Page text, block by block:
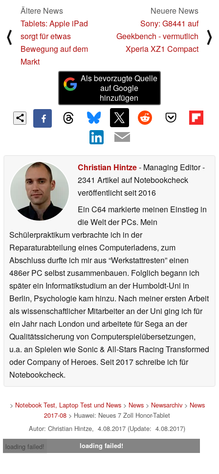
⟨
Ältere News
Tablets: Apple iPad
sorgt für etwas
Bewegung auf dem
Markt
Neuere News
Sony: G8441 auf
Geekbench - vermutlich
Xperia XZ1 Compact
⟩
Als bevorzugte Quelle
auf Google
hinzufügen
Christian Hintze- Managing Editor-
2341 Artikel auf Notebookcheck
veröffentlichtseit 2016
Ein C64 markierte meinen Einstieg in
die Welt der PCs. Mein
Schülerpraktikum verbrachte ich in der
Reparaturabteilung eines Computerladens, zum
Abschluss durfte ich mir aus “Werkstattresten” einen
486er PC selbst zusammenbauen. Folglich begann ich
später ein Informatikstudium an der Humboldt-Uni in
Berlin, Psychologie kam hinzu. Nach meiner ersten Arbeit
als wissenschaftlicher Mitarbeiter an der Uni ging ich für
ein Jahr nach London und arbeitete für Sega an der
Qualitätssicherung von Computerspielübersetzungen,
u.a. an Spielen wie Sonic & All-Stars Racing Transformed
oder Company of Heroes. Seit 2017 schreibe ich für
Notebookcheck.
> Notebook Test, Laptop Test und News> News> Newsarchiv> News
2017-08 > Huawei: Neues 7 Zoll Honor-Tablet
Autor: Christian Hintze, 4.08.2017 (Update: 4.08.2017)
loading failed!
loading failed!